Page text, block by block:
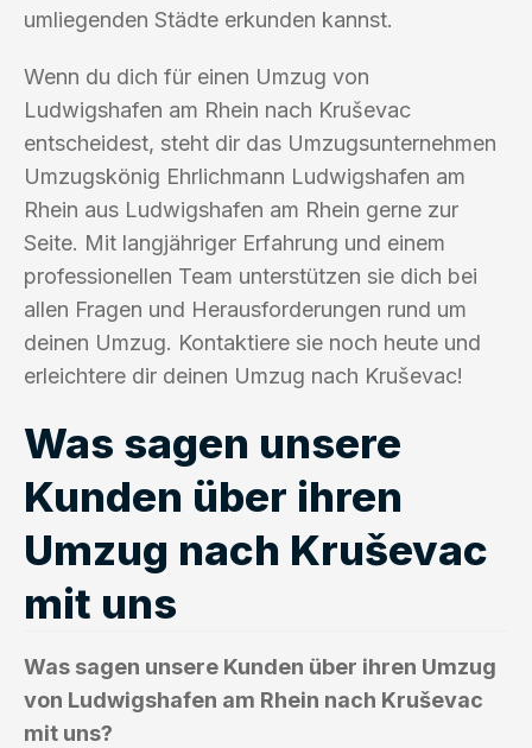
umliegenden Städte erkunden kannst.
Wenn du dich für einen Umzug von
Ludwigshafen am Rhein nach Kruševac
entscheidest, steht dir das Umzugsunternehmen
Umzugskönig Ehrlichmann Ludwigshafen am
Rhein aus Ludwigshafen am Rhein gerne zur
Seite. Mit langjähriger Erfahrung und einem
professionellen Team unterstützen sie dich bei
allen Fragen und Herausforderungen rund um
deinen Umzug. Kontaktiere sie noch heute und
erleichtere dir deinen Umzug nach Kruševac!
Was sagen unsere
Kunden über ihren
Umzug nach Kruševac
mit uns
Was sagen unsere Kunden über ihren Umzug
von Ludwigshafen am Rhein nach Kruševac
mit uns?